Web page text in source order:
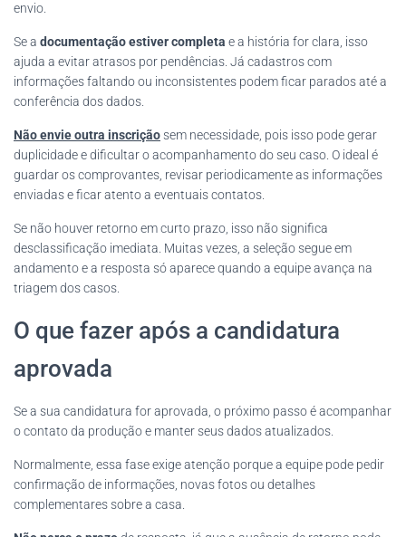
envio.
Se a documentação estiver completa e a história for clara, isso
ajuda a evitar atrasos por pendências. Já cadastros com
informações faltando ou inconsistentes podem ficar parados até a
conferência dos dados.
Não envie outra inscriçãosem necessidade, pois isso pode gerar
duplicidade e dificultar o acompanhamento do seu caso. O ideal é
guardar os comprovantes, revisar periodicamente as informações
enviadas e ficar atento a eventuais contatos.
Se não houver retorno em curto prazo, isso não significa
desclassificação imediata. Muitas vezes, a seleção segue em
andamento e a resposta só aparece quando a equipe avança na
triagem dos casos.
O que fazer após a candidatura
aprovada
Se a sua candidatura for aprovada, o próximo passo é acompanhar
o contato da produção e manter seus dados atualizados.
Normalmente, essa fase exige atenção porque a equipe pode pedir
confirmação de informações, novas fotos ou detalhes
complementares sobre a casa.